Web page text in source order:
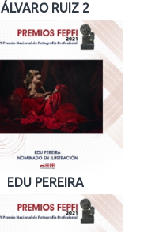
ÁLVARO RUIZ 2
EDU PEREIRA